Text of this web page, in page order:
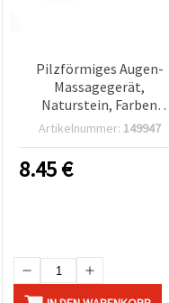
Pilzförmiges Augen-
Massagegerät,
Naturstein, Farben
gemischt, 35–24 x 40 mm
Artikelnummer: 149947
8.45€